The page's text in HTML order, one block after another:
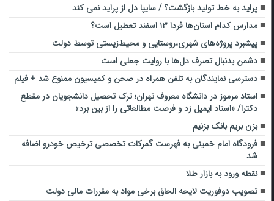
پراید به خط تولید بازگشت؟ / سایپا دل از پراید نمی کند
مدارس کدام استان‌ها فردا ۱۳ اسفند تعطیل است؟
پیشبرد پروژه‌های شهری،روستایی و محیط‌زیستی توسط دولت
دشمن بدنبال تصرف دل‌ها با روایت جعلی است
دسترسی نمایندگان به تلفن همراه در صحن و کمیسیون ممنوع شد + فیلم
استاد مرموز در دانشگاه معروف تهران؛ ترک تحصیل دانشجویان در مقطع
دکترا/ «استاد ایمیل زد و فرصت مطالعاتی را از بین برد»
بزن بریم بانک بزنیم
فرودگاه امام خمینی به فهرست گمرکات تخصصی ترخیص خودرو اضافه
شد
نقطه ورود به بازار طلا
تصویب دوفوریت لایحه الحاق برخی مواد به مقررات مالی دولت